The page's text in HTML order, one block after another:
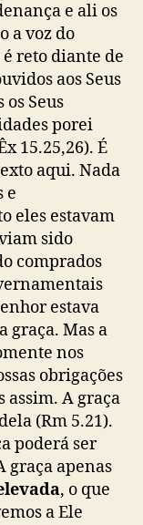
e ali os
a voz do
é reto diante de
aos Seus
Seus
porei
15.25,26). É
aqui. Nada
e
eles estavam
sido
comprados
estava
graça. Mas a
nos
obrigações
assim. A graça
(Rm 5.21).
poderá ser
graça apenas
, o que
a Ele